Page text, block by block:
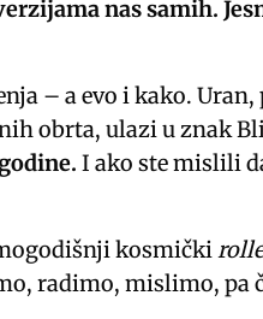
nas samih.
– a evo i kako.
obrta, ulazi u znak
I ako ste mislili
kosmički
radimo, mislimo, pa